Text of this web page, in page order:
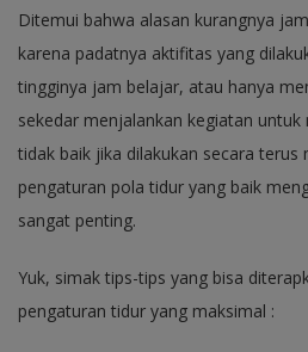
Ditemui bahwa alasan kurangnya
karena padatnya aktifitas yang
tingginya jam belajar, atau hanya
sekedar menjalankan kegiatan
tidak baik jika dilakukan secara terus
pengaturan pola tidur yang baik
sangat penting.
Yuk, simak tips-tips yang bisa
pengaturan tidur yang maksimal :